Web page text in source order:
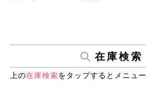
在庫検索
上の在庫検索をタップするとメニュ